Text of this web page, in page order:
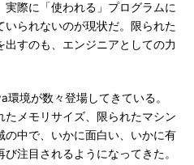
際に「使われる」プログラムに
られないのが現状だ。限られた
すのも、エンジニアとしての力
境が数々登場してきている。
メモリサイズ、限られたマシン
中で、いかに面白い、いかに有
注目されるようになってきた。